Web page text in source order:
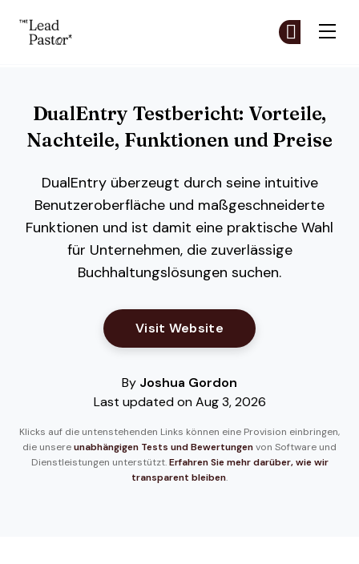
DualEntry Testbericht: Vorteile,
Nachteile, Funktionen und Preise
DualEntry überzeugt durch seine intuitive
Benutzeroberfläche und maßgeschneiderte
Funktionen und ist damit eine praktische Wahl
für Unternehmen, die zuverlässige
Buchhaltungslösungen suchen.
Visit Website Opens New Window
By Joshua Gordon
Last updated on Aug 3, 2026
Klicks auf die untenstehenden Links können eine Provision einbringen,
die unsere unabhängigen Tests und Bewertungen von Software und
Dienstleistungen unterstützt. Erfahren Sie mehr darüber, wie wir
transparent bleiben.